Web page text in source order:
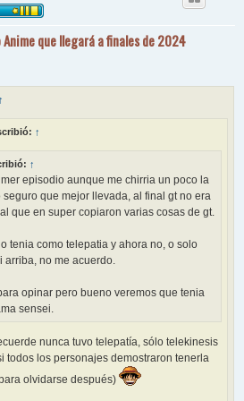
Anime que llegará a finales de 2024
↑
↑
↑
episodio aunque me chirria un poco la
seguro que mejor llevada, al final gt no era
que en super copiaron varias cosas de gt.
tenia como telepatia y ahora no, o solo
arriba, no me acuerdo.
opinar pero bueno veremos que tenia
sensei.
nunca tuvo telepatía, sólo telekinesis
todos los personajes demostraron tenerla
olvidarse después)